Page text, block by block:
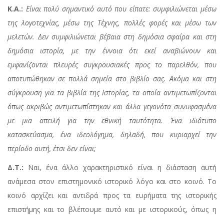
Κ.Α.: Είναι πολύ σημαντικό αυτό που είπατε: συμφιλιώνεται μέσω
της λογοτεχνίας, μέσω της Τέχνης, πολλές φορές και μέσω των
μελετών. Δεν συμφιλιώνεται βέβαια στη δημόσια σφαίρα και στη
δημόσια ιστορία, με την έννοια ότι εκεί αναβιώνουν και
εμφανίζονται πλευρές συγκρουσιακές προς το παρελθόν, που
αποτυπώθηκαν σε πολλά σημεία στο βιβλίο σας. Ακόμα και στη
σύγκρουση για τα βιβλία της Ιστορίας, τα οποία αντιμετωπίζονται
όπως ακριβώς αντιμετωπίστηκαν και άλλα γεγονότα συνυφασμένα
με μια απειλή για την εθνική ταυτότητα. Ένα ιδιότυπο
κατασκεύασμα, ένα ιδεολόγημα, δηλαδή, που κυριαρχεί την
περίοδο αυτή, έτσι δεν είναι;
Δ.Τ.: Ναι, ένα άλλο χαρακτηριστικό είναι η διάσταση αυτή
ανάμεσα στον επιστημονικό ιστορικό λόγο και στο κοινό. Το
κοινό αρχίζει και αντιδρά προς τα ευρήματα της ιστορικής
επιστήμης και το βλέπουμε αυτό και με ιστορικούς, όπως η